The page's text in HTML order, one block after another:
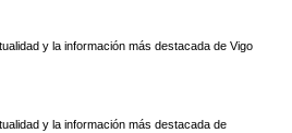
y la información más destacada de Vigo
y la información más destacada de